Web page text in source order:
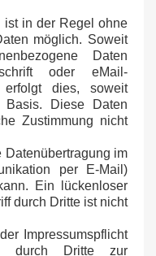
ist in der Regel ohne
möglich. Soweit
Daten
oder eMail-
erfolgt dies, soweit
Diese Daten
Zustimmung nicht
Datenübertragung im
per E-Mail)
Ein lückenloser
durch Dritte ist nicht
Impressumspflicht
durch Dritte zur